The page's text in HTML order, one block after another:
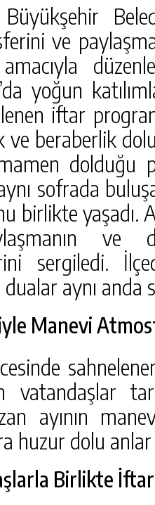
ve
yoğun
iftar
beraberlik
dolduğu
sofrada
birlikte yaşadı.
ve
sergiledi.
aynı anda
Manevi
vatandaşlar
ayının
huzur dolu
Birlikte İftar
HABER AKIŞI
KUR’AN KURSU
GEZISI.